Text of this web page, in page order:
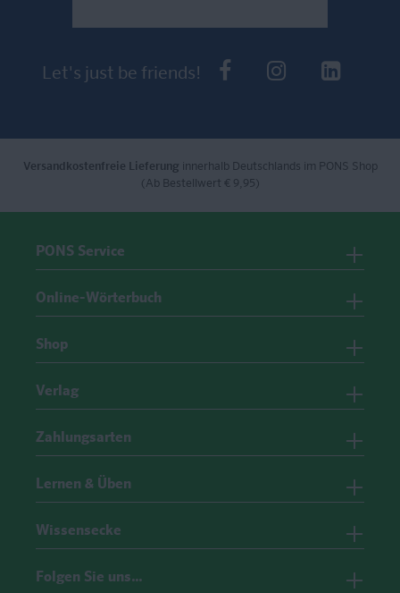
Let's just be friends! PONS beiPONS bei
Versandkostenfreie Lieferung innerhalb Deutschlands im PONS Shop
(Ab Bestellwert € 9,95)
PONS Service
Online-Wörterbuch
Shop
Verlag
Zahlungsarten
Lernen & Üben
Wissensecke
Folgen Sie uns…